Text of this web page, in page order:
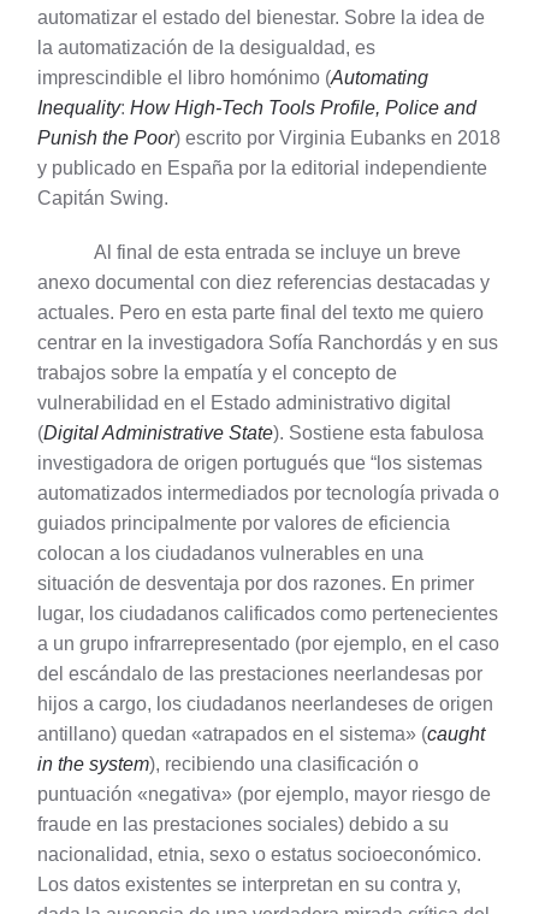
automatizar el estado del bienestar. Sobre la idea de
la automatización de la desigualdad, es
imprescindible el libro homónimo (Automating
Inequality:How High-Tech Tools Profile, Police and
Punish the Poor) escrito por Virginia Eubanks en 2018
y publicado en España por la editorial independiente
Capitán Swing.
Al final de esta entrada se incluye un breve
anexo documental con diez referencias destacadas y
actuales. Pero en esta parte final del texto me quiero
centrar en la investigadora Sofía Ranchordás y en sus
trabajos sobre la empatía y el concepto de
vulnerabilidad en el Estado administrativo digital
(Digital Administrative State). Sostiene esta fabulosa
investigadora de origen portugués que “los sistemas
automatizados intermediados por tecnología privada o
guiados principalmente por valores de eficiencia
colocan a los ciudadanos vulnerables en una
situación de desventaja por dos razones. En primer
lugar, los ciudadanos calificados como pertenecientes
a un grupo infrarrepresentado (por ejemplo, en el caso
del escándalo de las prestaciones neerlandesas por
hijos a cargo, los ciudadanos neerlandeses de origen
antillano) quedan «atrapados en el sistema» (caught
in the system), recibiendo una clasificación o
puntuación «negativa» (por ejemplo, mayor riesgo de
fraude en las prestaciones sociales) debido a su
nacionalidad, etnia, sexo o estatus socioeconómico.
Los datos existentes se interpretan en su contra y,